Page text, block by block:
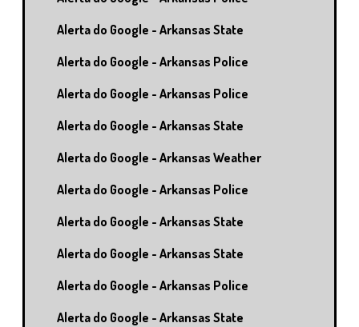
Alerta do Google - Arkansas State
Alerta do Google - Arkansas Police
Alerta do Google - Arkansas Police
Alerta do Google - Arkansas State
Alerta do Google - Arkansas Weather
Alerta do Google - Arkansas Police
Alerta do Google - Arkansas State
Alerta do Google - Arkansas State
Alerta do Google - Arkansas Police
Alerta do Google - Arkansas State